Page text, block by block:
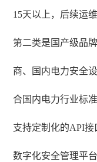
15天以上，后续运
第二类是国产级品
商、国内电力安全
合国内电力行业标
支持定制化的API
数字化安全管理平